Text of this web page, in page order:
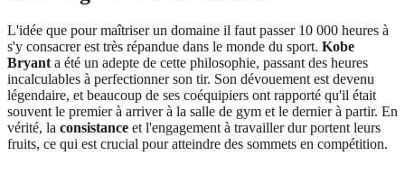
L'idée que pour maîtriser un domaine il faut passer 10 000 heures à
s'y consacrer est très répandue dans le monde du sport. Kobe
Bryanta été un adepte de cette philosophie, passant des heures
incalculables à perfectionner son tir. Son dévouement est devenu
légendaire, et beaucoup de ses coéquipiers ont rapporté qu'il était
souvent le premier à arriver à la salle de gym et le dernier à partir. En
vérité, la consistance et l'engagement à travailler dur portent leurs
fruits, ce qui est crucial pour atteindre des sommets en compétition.